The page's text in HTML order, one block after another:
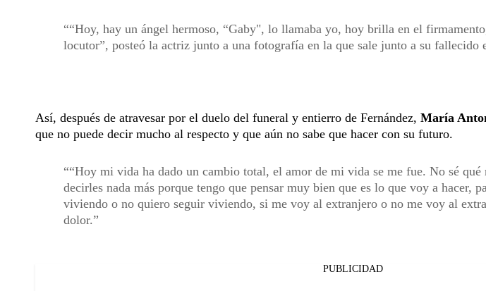
“Hoy, hay un ángel hermoso, “Gaby", lo llamaba yo, hoy brilla en el
locutor”, posteó la actriz junto a una fotografía en la que sale junto a su fallecido
Así, después de atravesar por el duelo del funeral y entierro de Fernández, María
que no puede decir mucho al respecto y que aún no sabe que hacer con su futuro.
“Hoy mi vida ha dado un cambio total, el amor de mi vida se me fue. No sé qué
decirles nada más porque tengo que pensar muy bien que es lo que voy a hacer,
viviendo o no quiero seguir viviendo, si me voy al extranjero o no me voy al
dolor.
PUBLICIDAD